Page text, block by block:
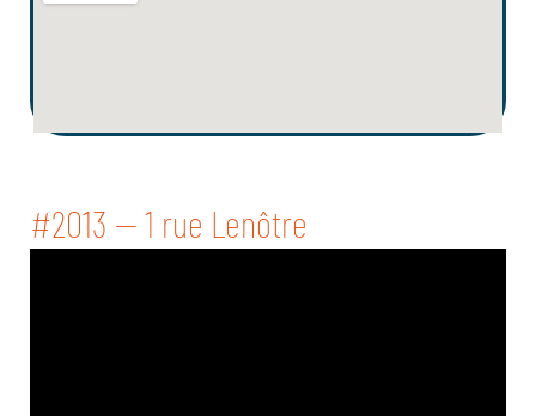
#2013 -- 1 rue Lenôtre